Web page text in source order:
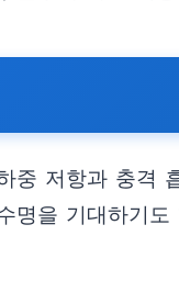
저항과 충격
명을 기대하기도